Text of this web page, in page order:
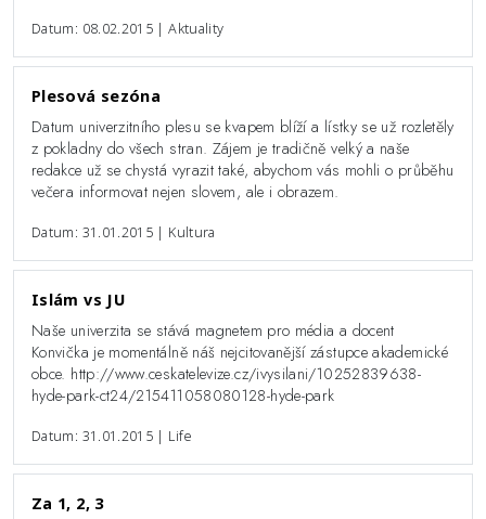
Datum: 08.02.2015 | Aktuality
Plesová sezóna
Datum univerzitního plesu se kvapem blíží a lístky se už rozletěly
z pokladny do všech stran. Zájem je tradičně velký a naše
redakce už se chystá vyrazit také, abychom vás mohli o průběhu
večera informovat nejen slovem, ale i obrazem.
Datum: 31.01.2015 | Kultura
Islám vs JU
Naše univerzita se stává magnetem pro média a docent
Konvička je momentálně náš nejcitovanější zástupce akademické
obce. http://www.ceskatelevize.cz/ivysilani/10252839638-
hyde-park-ct24/215411058080128-hyde-park
Datum: 31.01.2015 | Life
Za 1, 2, 3